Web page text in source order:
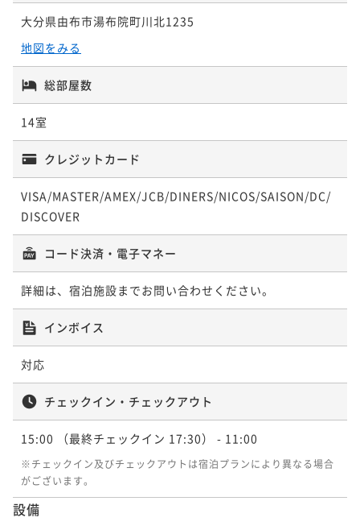
「しゃぶしゃぶ」プラン！
二食付き 事前決済可
ポイント即利用で最大5％OFF
2名 ¥ 78,185 ~
☆ケーキ付・記念日プラン☆Anniversary stay～特選
黒毛和牛「しゃぶしゃぶ」メイン～
¥ 78,280 ~
☆ケーキ付・記念日プラン☆Anniversary stay～特選
黒毛和牛「すき焼き」メイン～
二食付き 現地決済可 事前決済可
IN 15:00 - 17:30 OUT11:00
2名 ¥ 78,280 ~
大分県由布市湯布院町川北1235
地図をみる
総部屋数
14室
クレジットカード
VISA/MASTER/AMEX/JCB/DINERS/NICOS/SAISON/DC/
DISCOVER
コード決済・電子マネー
詳細は、宿泊施設までお問い合わせください。
インボイス
対応
チェックイン・チェックアウト
15:00 （最終チェックイン 17:30） - 11:00
※チェックイン及びチェックアウトは宿泊プランにより異なる場合
がございます。
設備